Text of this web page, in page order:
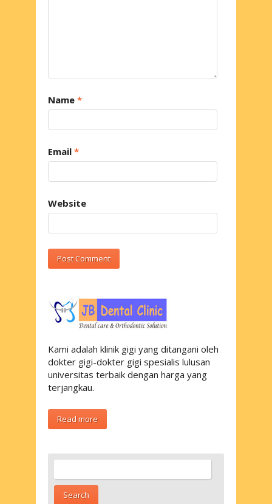
Name *
Email *
Website
Kami adalah klinik gigi yang ditangani oleh
dokter gigi-dokter gigi spesialis lulusan
universitas terbaik dengan harga yang
terjangkau.
Read more